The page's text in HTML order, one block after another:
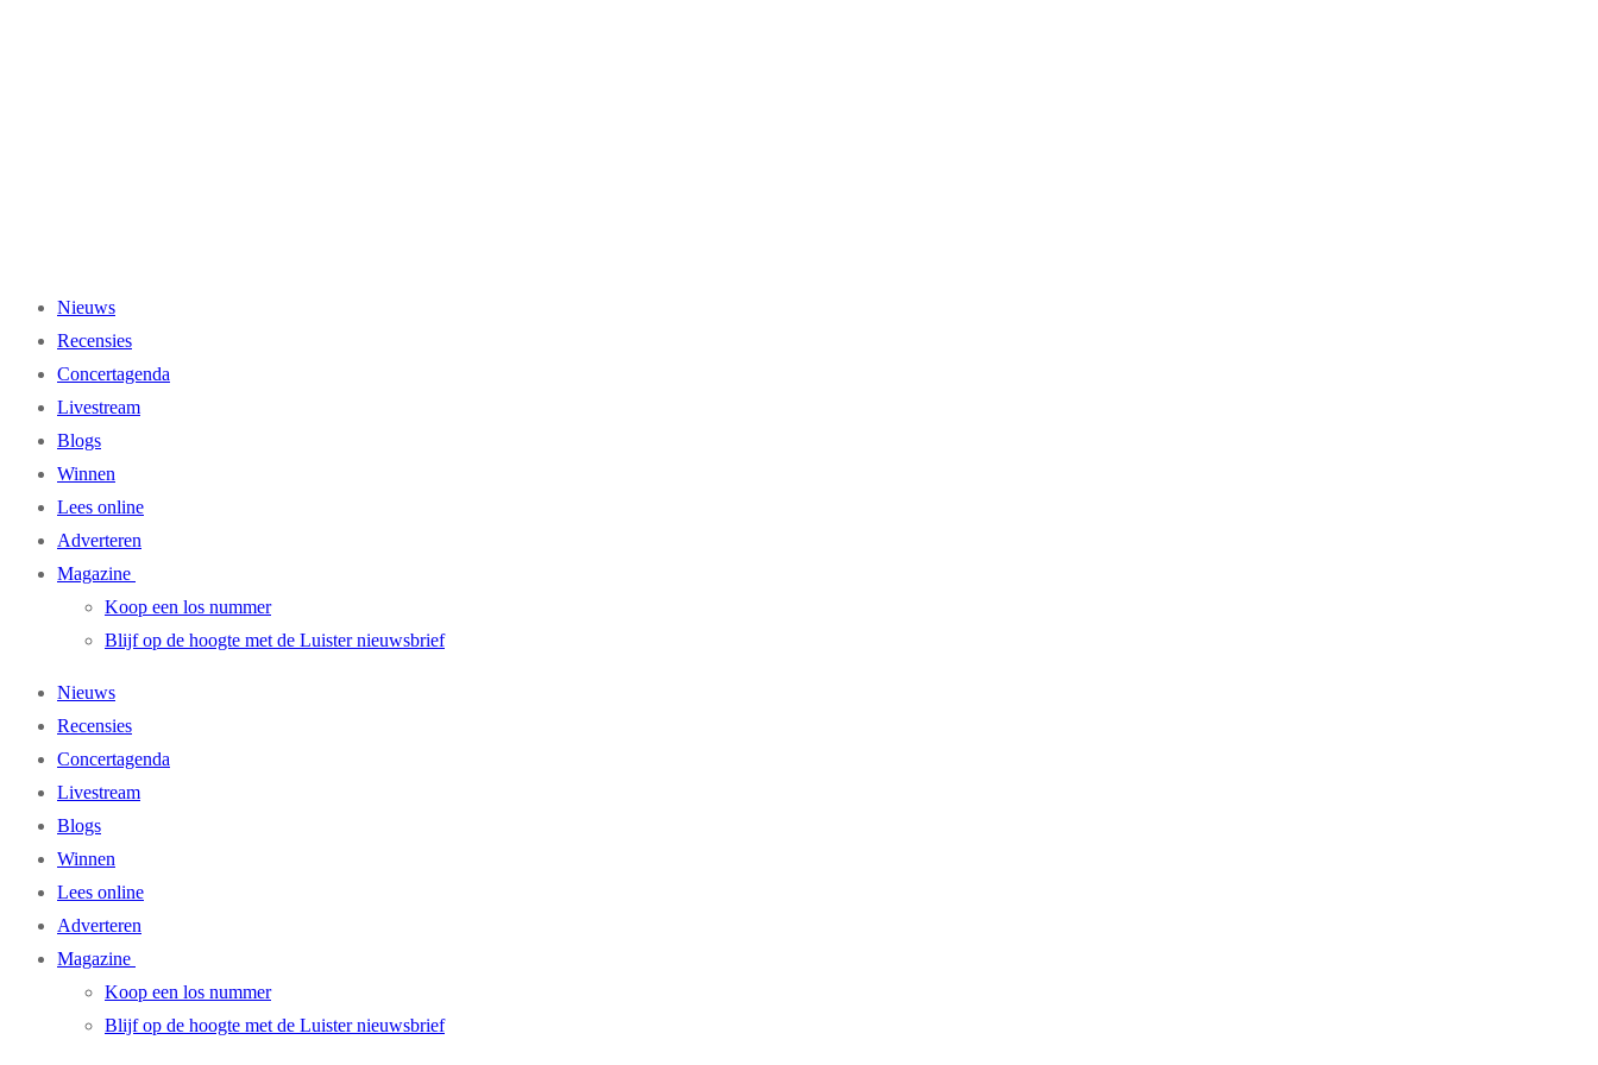
Nieuws
Recensies
Concertagenda
Livestream
Blogs
Winnen
Lees online
Adverteren
Magazine
Koop een los nummer
Blijf op de hoogte met de Luister nieuwsbrief
Nieuws
Recensies
Concertagenda
Livestream
Blogs
Winnen
Lees online
Adverteren
Magazine
Koop een los nummer
Blijf op de hoogte met de Luister nieuwsbrief